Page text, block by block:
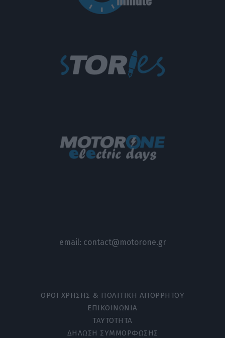
email: contact@motorone.gr
ΟΡΟΙ ΧΡΗΣΗΣ & ΠΟΛΙΤΙΚΗ ΑΠΟΡΡΗΤΟΥ
ΕΠΙΚΟΙΝΩΝΙΑ
ΤΑΥΤΟΤΗΤΑ
ΔΗΛΩΣΗ ΣΥΜΜΟΡΦΩΣΗΣ